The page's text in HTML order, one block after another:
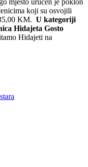
koji su osvojili
KM. U kategoriji
Hidajeta Gosto
Hidajeti na